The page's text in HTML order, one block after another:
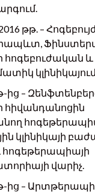
թթ. –
և
ից –
հիվանդանոցին
կլինիկայի
հոգեթերապիայի
վարիչ.
ից –